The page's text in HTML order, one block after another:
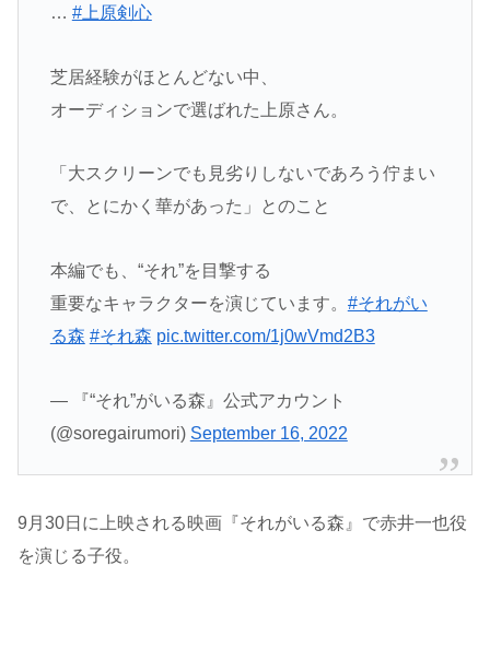
… #上原剣心
芝居経験がほとんどない中、
オーディションで選ばれた上原さん。
「大スクリーンでも見劣りしないであろう佇まい
で、とにかく華があった」とのこと
本編でも、“それ”を目撃する
重要なキャラクターを演じています。 #それがい
る森 #それ森 pic.twitter.com/1j0wVmd2B3
— 『“それ”がいる森』公式アカウント
(@soregairumori) September 16, 2022
9月30日に上映される映画『それがいる森』で赤井一也役
を演じる子役。